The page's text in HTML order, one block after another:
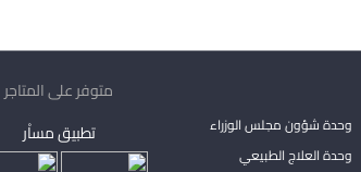
وحدة شؤون مجلس الوزراء
وحدة العلاج الطبيعي
متوفر على المتاجر
تطبيق مساْر